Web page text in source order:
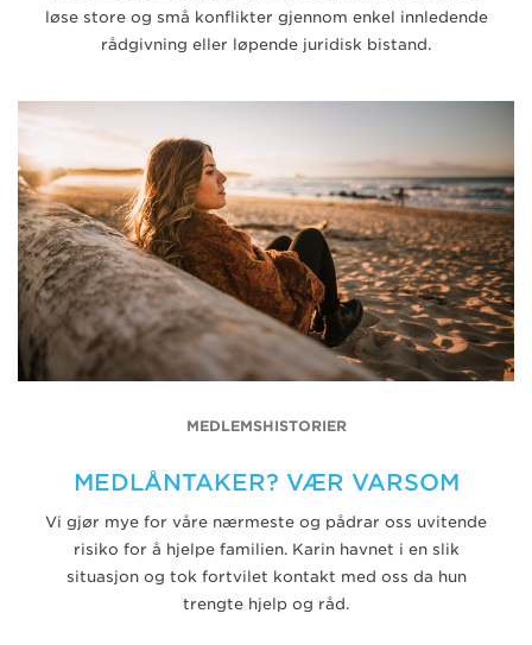
løse store og små konflikter gjennom enkel innledende
rådgivning eller løpende juridisk bistand.
MEDLEMSHISTORIER
MEDLÅNTAKER? VÆR VARSOM
Vi gjør mye for våre nærmeste og pådrar oss uvitende
risiko for å hjelpe familien. Karin havnet i en slik
situasjon og tok fortvilet kontakt med oss da hun
trengte hjelp og råd.